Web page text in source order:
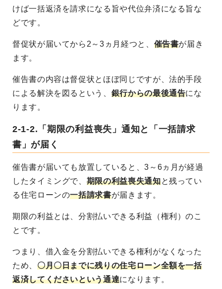
けば一括返済を請求になる旨や代位弁済になる旨な
どです。
督促状が届いてから2～3ヵ月経つと、 催告書が届き
ます。
催告書の内容は督促状とほぼ同じですが、法的手段
による解決を図るという、 銀行からの最後通告にな
ります。
2-1-2.「期限の利益喪失」通知と「一括請求
書」が届く
催告書が届いても放置していると、3～6ヵ月が経過
したタイミングで、 期限の利益喪失通知と残ってい
る住宅ローンの一括請求書が届きます。
期限の利益とは、分割払いできる利益（権利）のこ
とです。
つまり、借入金を分割払いできる権利がなくなった
ため、 〇月〇日までに残りの住宅ローン全額を一括
返済してくださいという通達になります。